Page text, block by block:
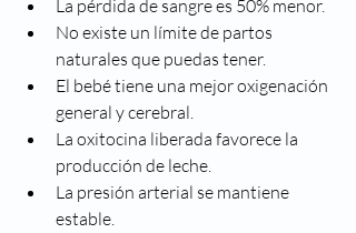
La pérdida de sangre es 50% menor.
No existe un límite de partos
naturales que puedas tener.
El bebé tiene una mejor oxigenación
general y cerebral.
La oxitocina liberada favorece la
producción de leche.
La presión arterial se mantiene
estable.